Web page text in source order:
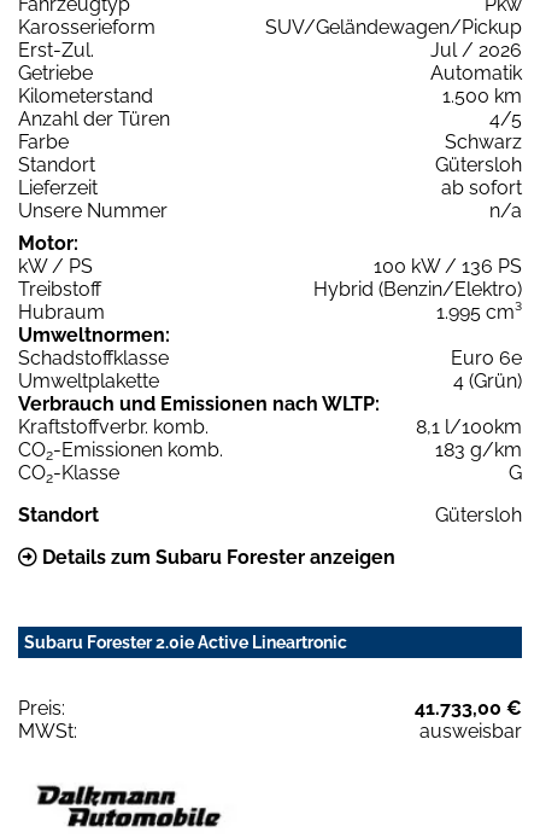
Karosserieform
SUV/Geländewagen/Pickup
Erst-Zul.
Jul / 2026
Getriebe
Automatik
Kilometerstand
1.500 km
Anzahl der Türen
4/5
Farbe
Schwarz
Standort
Gütersloh
Lieferzeit
ab sofort
Unsere Nummer
n/a
Motor:
kW / PS
100 kW / 136 PS
Treibstoff
Hybrid (Benzin/Elektro)
Hubraum
1.995 cm³
Umweltnormen:
Schadstoffklasse
Euro 6e
Umweltplakette
4 (Grün)
Verbrauch und Emissionen nach WLTP:
Kraftstoffverbr. komb.
8,1 l/100km
CO2-Emissionen komb.
183 g/km
CO2-Klasse
G
Standort
Gütersloh
Details zum Subaru Forester anzeigen
Subaru Forester 2.0ie Active Lineartronic
Preis:
41.733,00 €
MWSt:
ausweisbar